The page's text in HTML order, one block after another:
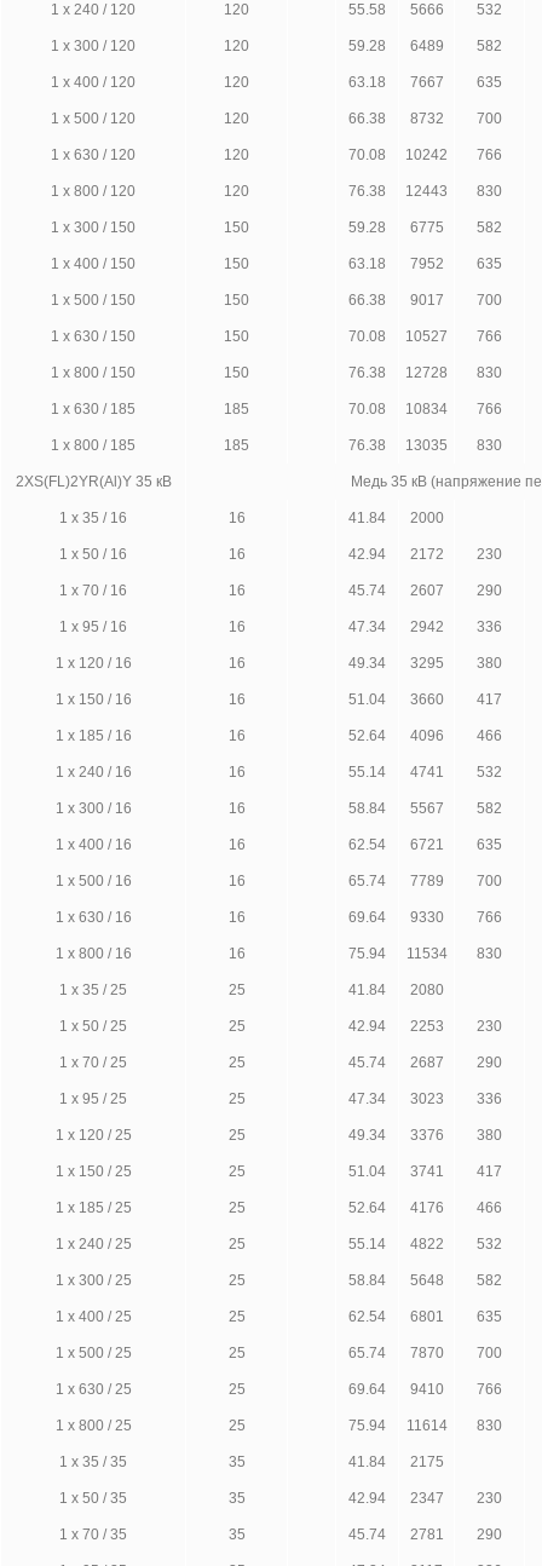
1 х 240 / 120 120 55.58 5666 532
1 х 300 / 120 120 59.28 6489 582
1 х 400 / 120 120 63.18 7667 635
1 х 500 / 120 120 66.38 8732 700
1 х 630 / 120 120 70.08 10242 766
1 х 800 / 120 120 76.38 12443 830
1 х 300 / 150 150 59.28 6775 582
1 х 400 / 150 150 63.18 7952 635
1 х 500 / 150 150 66.38 9017 700
1 х 630 / 150 150 70.08 10527 766
1 х 800 / 150 150 76.38 12728 830
1 х 630 / 185 185 70.08 10834 766
1 х 800 / 185 185 76.38 13035 830
2XS(FL)2YR(Al)Y 35 кВ Медь 35 кВ (напряжение
1 х 35 / 16 16 41.84 2000
1 х 50 / 16 16 42.94 2172 230
1 х 70 / 16 16 45.74 2607 290
1 х 95 / 16 16 47.34 2942 336
1 х 120 / 16 16 49.34 3295 380
1 х 150 / 16 16 51.04 3660 417
1 х 185 / 16 16 52.64 4096 466
1 х 240 / 16 16 55.14 4741 532
1 х 300 / 16 16 58.84 5567 582
1 х 400 / 16 16 62.54 6721 635
1 х 500 / 16 16 65.74 7789 700
1 х 630 / 16 16 69.64 9330 766
1 х 800 / 16 16 75.94 11534 830
1 х 35 / 25 25 41.84 2080
1 х 50 / 25 25 42.94 2253 230
1 х 70 / 25 25 45.74 2687 290
1 х 95 / 25 25 47.34 3023 336
1 х 120 / 25 25 49.34 3376 380
1 х 150 / 25 25 51.04 3741 417
1 х 185 / 25 25 52.64 4176 466
1 х 240 / 25 25 55.14 4822 532
1 х 300 / 25 25 58.84 5648 582
1 х 400 / 25 25 62.54 6801 635
1 х 500 / 25 25 65.74 7870 700
1 х 630 / 25 25 69.64 9410 766
1 х 800 / 25 25 75.94 11614 830
1 х 35 / 35 35 41.84 2175
1 х 50 / 35 35 42.94 2347 230
1 х 70 / 35 35 45.74 2781 290